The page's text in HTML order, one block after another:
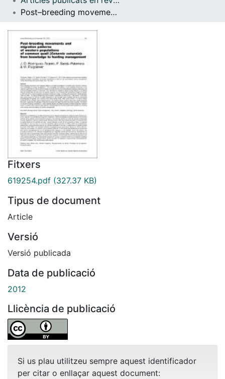
Post–breeding movements and migration patterns of western populations of common quail (Coturnix coturnix): from knowledge to hunting management
Fitxers
619254.pdf (327.37 KB)
Tipus de document
Article
Versió
Versió publicada
Data de publicació
2012
Llicència de publicació
Si us plau utilitzeu sempre aquest identificador
per citar o enllaçar aquest document: